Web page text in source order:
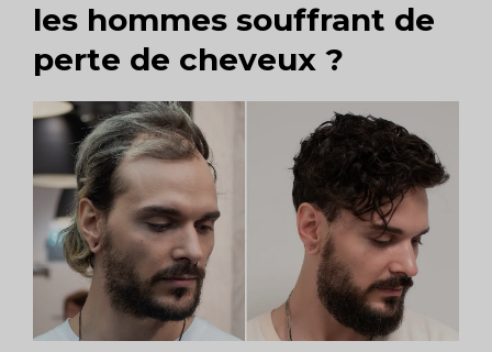
les hommes souffrant de
perte de cheveux ?